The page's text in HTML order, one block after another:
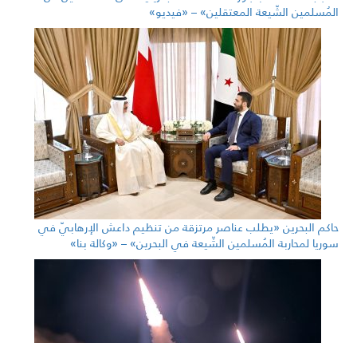
المُسلمين الشّيعة المعتقلين» – «فيديو»
حاكم البحرين «يطلب عناصر مرتزقة من تنظيم داعش الإرهابيّ في
سوريا لمحاربة المُسلمين الشّيعة في البحرين» – «وكالة بنا»